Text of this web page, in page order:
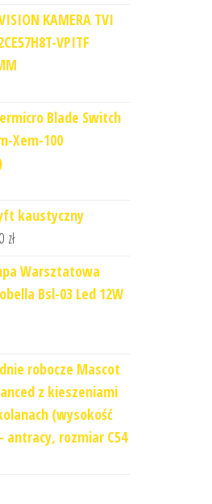
KAMERA TVI
VPITF
Blade Switch
Xem-100
kaustyczny
zł
Warsztatowa
Bsl-03 Led 12W
robocze Mascot
z kieszeniami
(wysokość
antracy, rozmiar C54